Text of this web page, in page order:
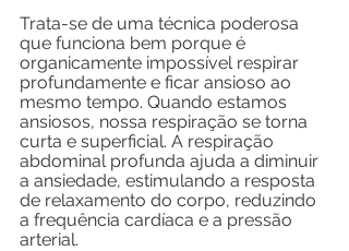
Trata-se de uma técnica poderosa
que funciona bem porque é
organicamente impossível respirar
profundamente e ficar ansioso ao
mesmo tempo. Quando estamos
ansiosos, nossa respiração se torna
curta e superficial. A respiração
abdominal profunda ajuda a diminuir
a ansiedade, estimulando a resposta
de relaxamento do corpo, reduzindo
a frequência cardíaca e a pressão
arterial.